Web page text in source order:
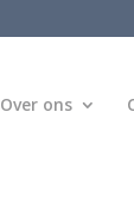
Over ons